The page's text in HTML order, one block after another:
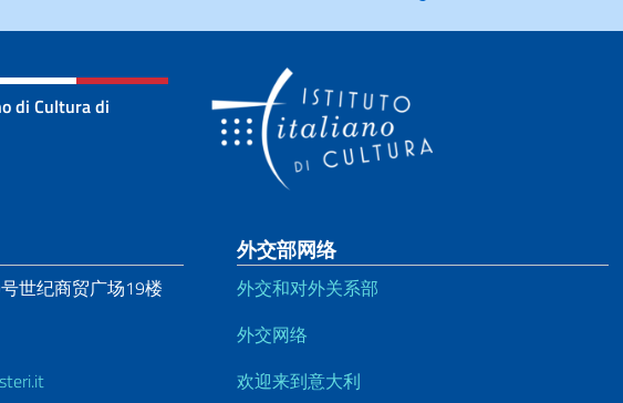
di Cultura di
世纪商贸广场19楼
外交部网络
外交和对外关系部
外交网络
欢迎来到意大利